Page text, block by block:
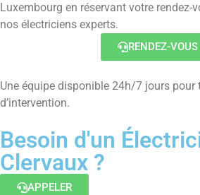
Luxembourg en réservant votre rendez-
nos électriciens experts.
RENDEZ-VOUS
Une équipe disponible 24h/7 jours pour
d’intervention.
Besoin d'un
Clervaux ?
APPELER